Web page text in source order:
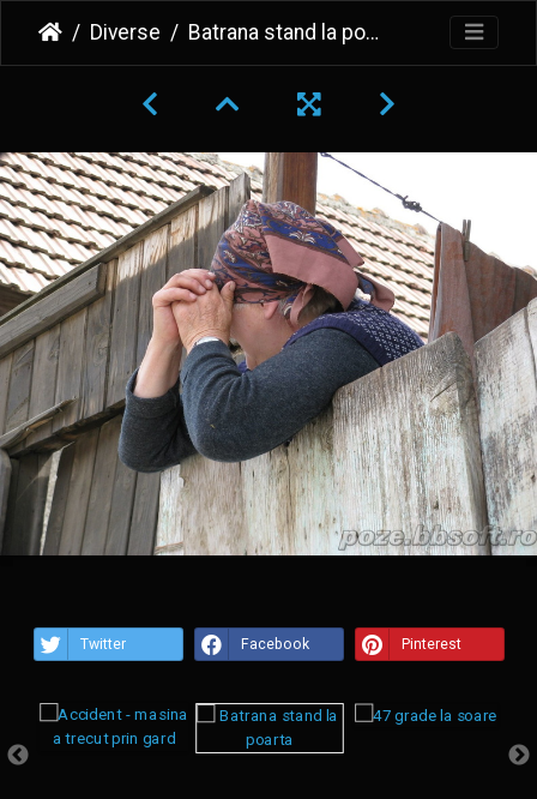
Diverse Batrana stand la poarta
Twitter Facebook Pinterest